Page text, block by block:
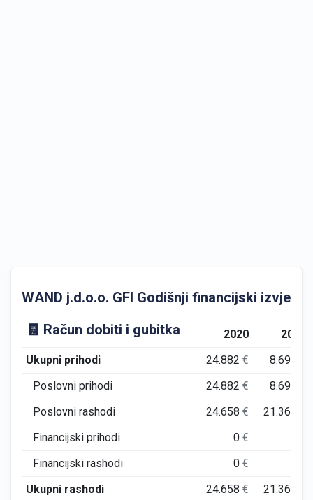
WAND j.d.o.o. GFI Godišnji financijski
🧾 Račun dobiti i gubitka
2020
2021
Ukupni prihodi
24.882€ 8.690
Poslovni prihodi
24.882€ 8.690
Poslovni rashodi
24.658€ 21.365
Financijski prihodi
0€ 0
Financijski rashodi
0€ 0
Ukupni rashodi
24.658€ 21.365